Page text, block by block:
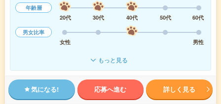
年齢層
20代
30代 40代 50代
60代
男女比率
女性
男性
もっと見る
気になる! 応募へ進む 詳しく見る